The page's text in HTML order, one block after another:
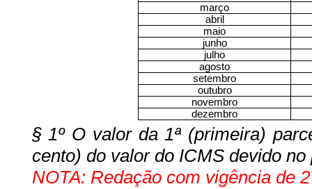
março
abril
maio
junho
julho
agosto
setembro
outubro
novembro
dezembro
§ 1º O valor da 1ª (primeira)
cento) do valor do ICMS devido
NOTA: Redação com vigência de